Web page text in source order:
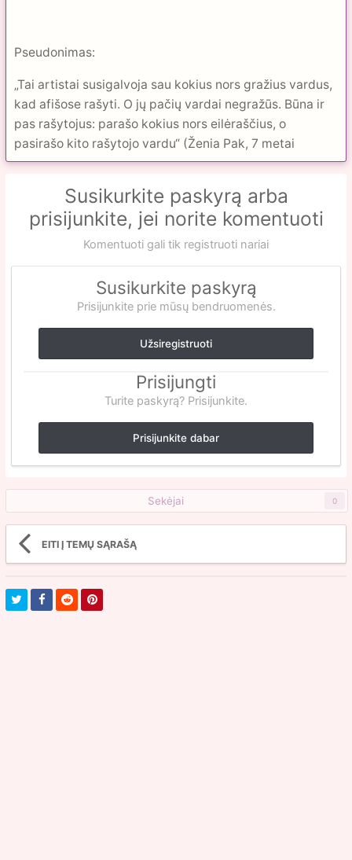
Pseudonimas:
„Tai artistai susigalvoja sau kokius nors gražius vardus,
kad afišose rašyti. O jų pačių vardai negražūs. Būna ir
pas rašytojus: parašo kokius nors eilėraščius, o
pasirašo kito rašytojo vardu“ (Ženia Pak, 7 metai
Susikurkite paskyrą arba
prisijunkite, jei norite komentuoti
Komentuoti gali tik registruoti nariai
Susikurkite paskyrą
Prisijunkite prie mūsų bendruomenės.
Užsiregistruoti
Prisijungti
Turite paskyrą? Prisijunkite.
Prisijunkite dabar
Sekėjai 0
EITI Į TEMŲ SĄRAŠĄ